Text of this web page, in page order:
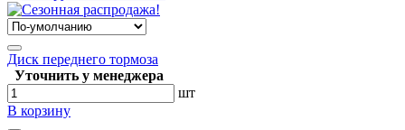
Диск переднего тормоза
Уточнить у менеджера
шт
В корзину